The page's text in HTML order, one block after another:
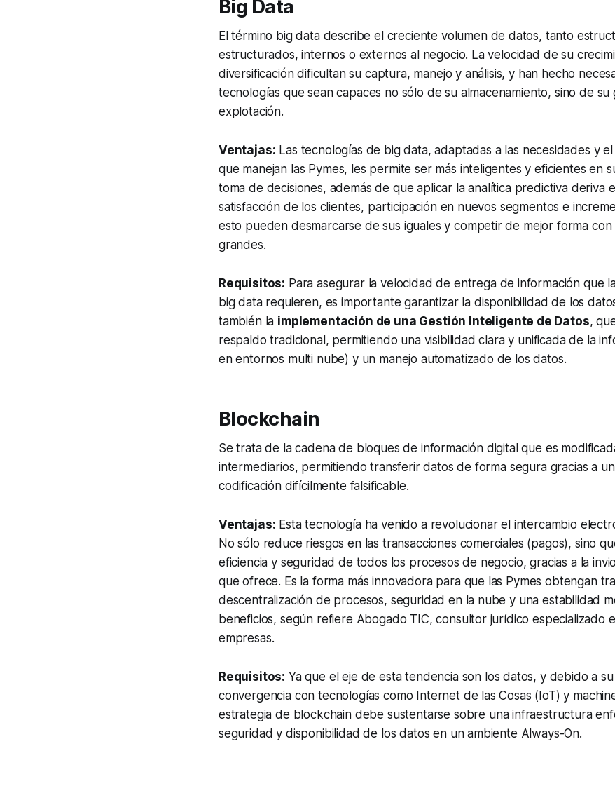
Big Data
El término big datadescribe el creciente volumen de datos, tanto
estructurados, internos o externos al negocio. La velocidad de su
diversificación dificultan su captura, manejo y análisis, y han hecho
tecnologías que sean capaces no sólo de su almacenamiento, sino de su
explotación.
Ventajas: Las tecnologías de big data, adaptadas a las necesidades y
que manejan las Pymes, les permite ser más inteligentes y eficientes en
toma de decisiones, además de que aplicar la analítica predictiva deriva
satisfacción de los clientes, participación en nuevos segmentos e
esto pueden desmarcarse de sus iguales y competir de mejor forma con
grandes.
Requisitos: Para asegurar la velocidad de entrega de información que
big datarequieren, es importante garantizar la disponibilidad de los
también la implementación de una Gestión Inteligente de Datos,
respaldo tradicional, permitiendo una visibilidad clara y unificada de la
en entornos multi nube) y un manejo automatizado de los datos.
Blockchain
Se trata de la cadena de bloques de información digital que es
intermediarios, permitiendo transferir datos de forma segura gracias a
codificación difícilmente falsificable.
Ventajas: Esta tecnología ha venido a revolucionar el intercambio
No sólo reduce riesgos en las transacciones comerciales (pagos), sino
eficiencia y seguridad de todos los procesos de negocio, gracias a la
que ofrece. Es la forma más innovadora para que las Pymes obtengan
descentralización de procesos, seguridad en la nube y una estabilidad
beneficios, según refiere Abogado TIC, consultor jurídico especializado
empresas.
Requisitos: Ya que el eje de esta tendencia son los datos, y debido a
convergencia con tecnologías como Internet de las Cosas (IoT) y
estrategia de blockchaindebe sustentarse sobre una infraestructura
seguridad y disponibilidad de los datos en un ambiente Always-On.